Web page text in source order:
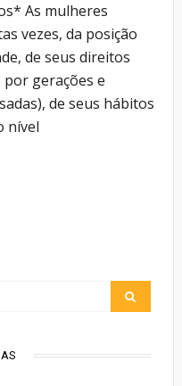
As mulheres
vezes, da posição
de seus direitos
gerações e
de seus hábitos
nível